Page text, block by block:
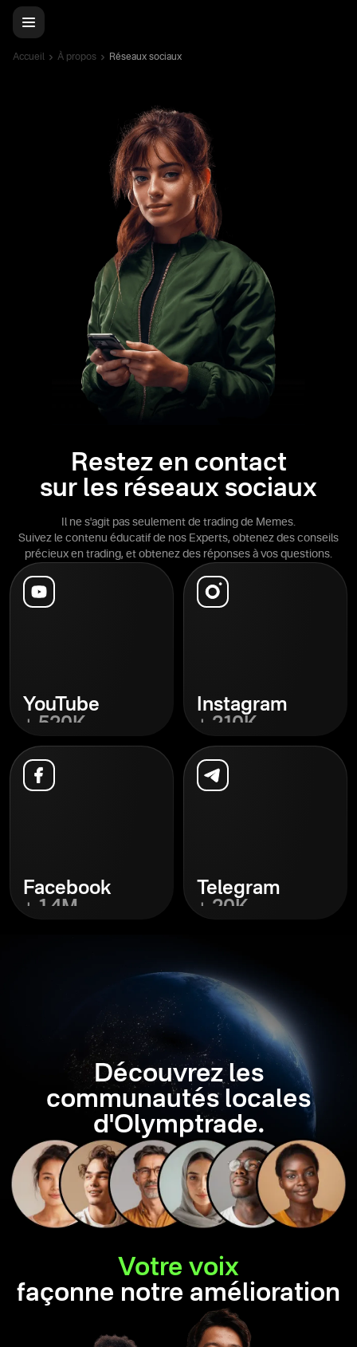
Accueil À propos Réseaux sociaux
Restez en contact
sur les réseaux sociaux
Il ne s'agit pas seulement de trading de Memes.
Suivez le contenu éducatif de nos Experts, obtenez des conseils
précieux en trading, et obtenez des réponses à vos questions.
YouTube
+ 520K
Instagram
+ 210K
Facebook
+ 1,4M
Telegram
+ 20K
Découvrez les
communautés locales
d'Olymptrade.
Votre voix
façonne notre amélioration